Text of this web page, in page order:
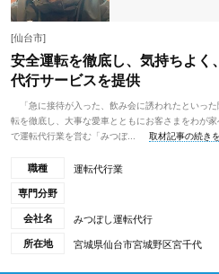
[仙台市]
安全運転を徹底し、気持ちよく
代行サービスを提供
「急に接待が入った、飲み会に誘われたといっ
転を徹底し、大事な愛車とともにお客さまをわが
で運転代行業を営む「みつぼ...
取材記事の続き
職種 運転代行業
専門分野
会社名 みつぼし運転代行
所在地 宮城県仙台市宮城野区宮千代